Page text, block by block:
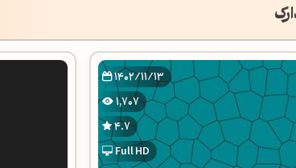
سوالات متداول‌‌
1402/11/13
1,707
4.7
Full HD